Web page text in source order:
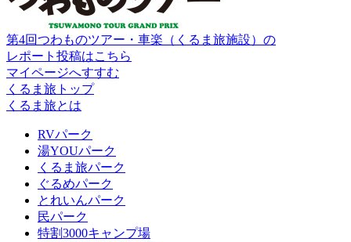
第4回つわものツアー・車楽（くるま旅施設）の
レポート投稿はこちら
マイページへすすむ
くるま旅トップ
くるま旅とは
RVパーク
湯YOUパーク
くるま旅パーク
ぐるめパーク
とれいんパーク
民パーク
特割3000キャンプ場